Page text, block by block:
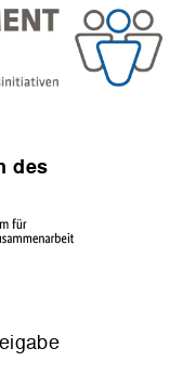
des